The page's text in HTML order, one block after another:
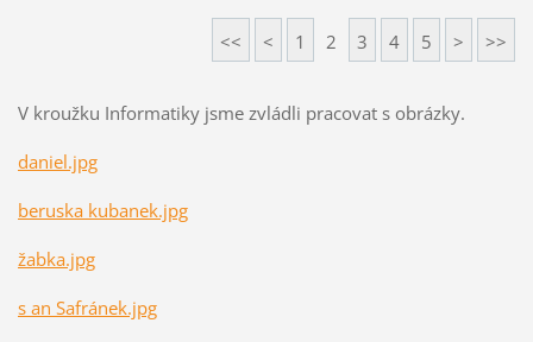
<< < 1 2 3 4 5 > >>
V kroužku Informatiky jsme zvládli pracovat s obrázky.
daniel.jpg
beruska kubanek.jpg
žabka.jpg
s an Safránek.jpg